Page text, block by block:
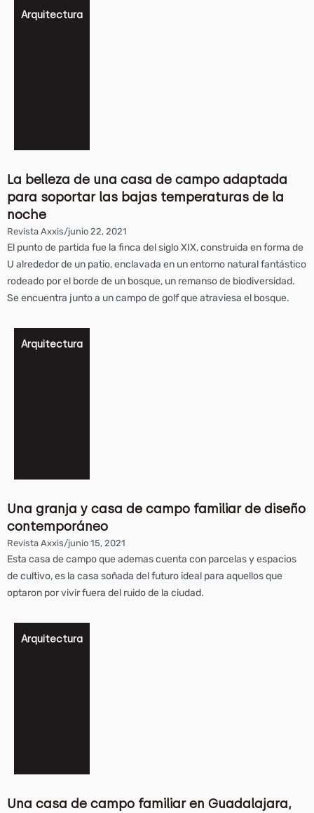
Arquitectura
La belleza de una casa de campo adaptada
para soportar las bajas temperaturas de la
noche
Revista Axxis/junio 22, 2021
El punto de partida fue la finca del siglo XIX, construida en forma de
U alrededor de un patio, enclavada en un entorno natural fantástico
rodeado por el borde de un bosque, un remanso de biodiversidad.
Se encuentra junto a un campo de golf que atraviesa el bosque.
Arquitectura
Una granja y casa de campo familiar de diseño
contemporáneo
Revista Axxis/junio 15, 2021
Esta casa de campo que ademas cuenta con parcelas y espacios
de cultivo, es la casa soñada del futuro ideal para aquellos que
optaron por vivir fuera del ruido de la ciudad.
Arquitectura
Una casa de campo familiar en Guadalajara,